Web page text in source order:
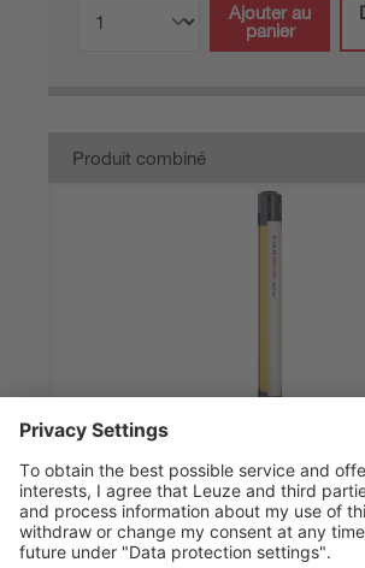
Ajouter au
panier
Produit combiné
MLD510-XR2
Récepteur de barrage immatériel
de sécurité